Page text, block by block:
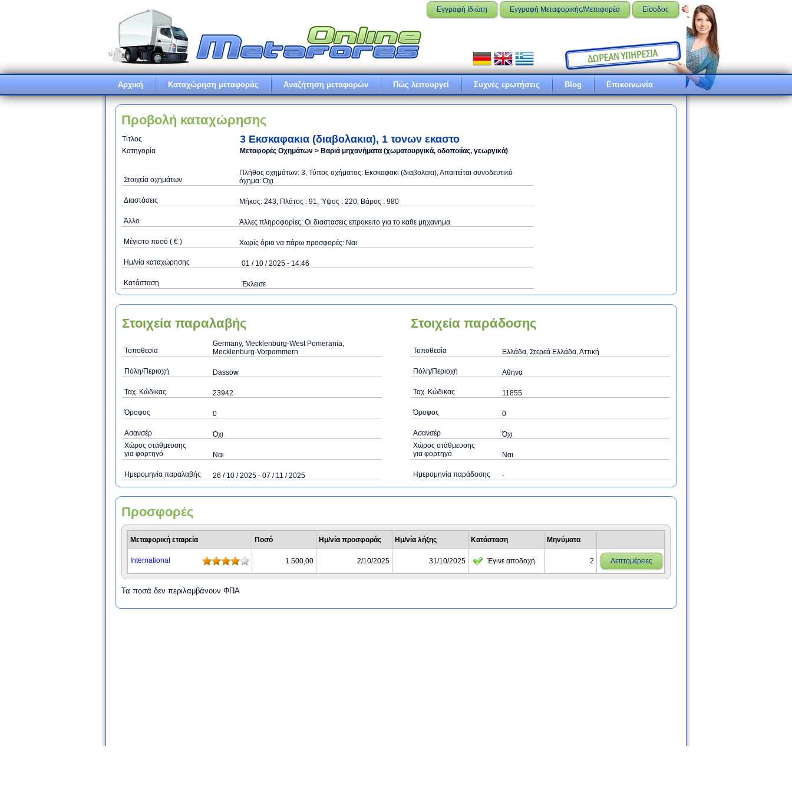
Εγγραφή Ιδιώτη Εγγραφή Μεταφορικής/Μεταφορέα Είσοδος
Αρχική Καταχώρηση μεταφοράς Αναζήτηση μεταφορών Πώς λειτουργεί Συχνές ερωτήσεις Blog Επικοινωνία
Προβολή καταχώρησης
Τίτλος 3 Εκσκαφακια (διαβολακια), 1 τονων εκαστο
Κατηγορία Μεταφορές Οχημάτων > Βαριά μηχανήματα (χωματουργικά, οδοποιίας, γεωργικά)
Στοιχεία οχημάτων
Πλήθος οχημάτων: 3, Τύπος οχήματος: Εκσκαφακι (διαβολακι), Απαιτείται συνοδευτικό
όχημα: Όχι
Διαστάσεις Μήκος: 243, Πλάτος : 91, Ύψος : 220, Βάρος : 980
Άλλo Άλλες πληροφορίες: Οι διαστασεις επροκειτο για το καθε μηχανημα
Μέγιστο ποσό ( € ) Xωρίς όριο να πάρω προσφορές: Ναι
Ημ/νία καταχώρησης 01 / 10 / 2025 - 14:46
Κατάσταση Έκλεισε
Στοιχεία παραλαβής
Τοποθεσία
Germany, Mecklenburg-West Pomerania,
Mecklenburg-Vorpommern
Πόλη/Περιοχή Dassow
Ταχ. Κώδικας 23942
Όροφος 0
Ασανσέρ
Όχι
Χώρος στάθμευσης
για φορτηγό
Ναι
Ημερομηνία παραλαβής 26 / 10 / 2025 - 07 / 11 / 2025
Στοιχεία παράδοσης
Τοποθεσία Ελλάδα, Στερεά Ελλάδα, Αττική
Πόλη/Περιοχή Αθηνα
Ταχ. Κώδικας 11855
Όροφος 0
Ασανσέρ
Όχι
Χώρος στάθμευσης
για φορτηγό
Ναι
Ημερομηνία παράδοσης -
Προσφορές
Μεταφορική εταιρεία Ποσό Ημ/νία προσφοράς Ημ/νία λήξης Κατάσταση Μηνύματα
International 1.500,00 2/10/2025 31/10/2025 Έγινε αποδοχή 2 Λεπτομέρειες
Τα ποσά δεν περιλαμβάνουν ΦΠΑ